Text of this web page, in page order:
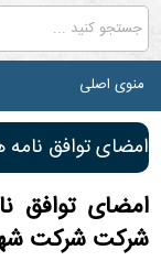
منوی اصلی
امضای توافق
شهرک
امضای توافق
شرکت شرکت